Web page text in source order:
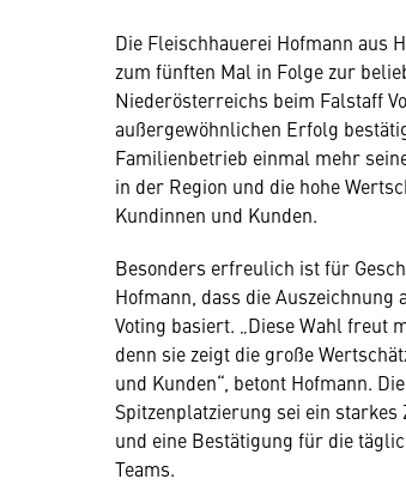
Die Fleischhauerei Hofmann aus
zum fünften Mal in Folge zur
Niederösterreichs beim Falstaff
außergewöhnlichen Erfolg
Familienbetrieb einmal mehr
in der Region und die hohe
Kundinnen und Kunden.
Besonders erfreulich ist für
Hofmann, dass die
Voting basiert. „Diese Wahl freut
denn sie zeigt die große
und Kunden“, betont Hofmann.
Spitzenplatzierung sei ein starkes
und eine Bestätigung für die
Teams.